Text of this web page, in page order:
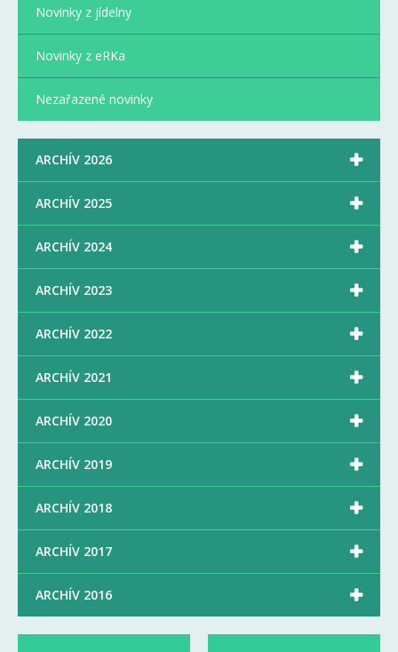
Novinky z jídelny
Novinky z eRKa
Nezařazené novinky
ARCHÍV 2026 
ARCHÍV 2025 
ARCHÍV 2024 
ARCHÍV 2023 
ARCHÍV 2022 
ARCHÍV 2021 
ARCHÍV 2020 
ARCHÍV 2019 
ARCHÍV 2018 
ARCHÍV 2017 
ARCHÍV 2016 